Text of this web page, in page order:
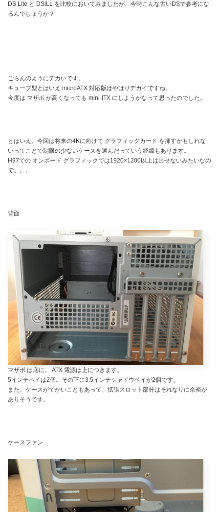
DS Lite と DSiLL を比較においてみましたが、今時こんな古いDSで参考にな
るんでしょうか？
ごらんのようにデカいです。
キューブ型とはいえ microATX 対応版はやはりデカイですね。
今度は マザボ が高くなっても mini-ITX にしようかなって思ったのでした。
とはいえ、今回は将来の4Kに向けて グラフィックカード を挿すかもしれな
いってことで制限の少ないケースを選んだっていう経緯もあります。
H97での オンボード グラフィックでは1920×1200以上は出せないみたいなの
で。。。
背面
マザボ は底に。 ATX 電源は上につきます。
5インチベイは2個。その下に3.5インチシャドウベイが2個です。
また、ケースがでかいこともあって、拡張スロット部分はそれなりに余裕が
ありそうです。
ケースファン